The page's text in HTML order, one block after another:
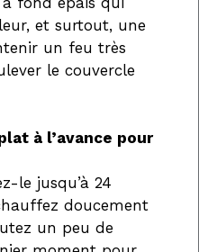
et surtout, une
un feu très
le couvercle
à l’avance pour
le jusqu’à 24
doucement
un peu de